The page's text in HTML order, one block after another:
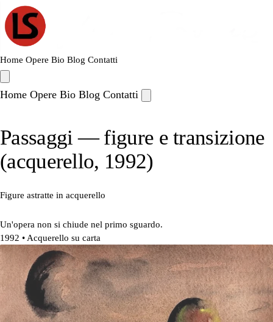
Home Opere Bio Blog Contatti
Home Opere Bio Blog Contatti
Passaggi — figure e transizione
(acquerello, 1992)
Figure astratte in acquerello
Un'opera non si chiude nel primo sguardo.
1992 • Acquerello su carta